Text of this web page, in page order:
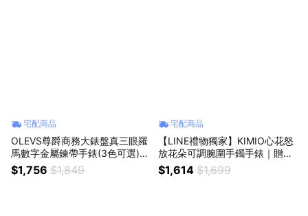
宅配商品
OLEVS尊爵商務大錶盤真三眼羅
馬數字金屬鍊帶手錶(3色可選)-
藍面黑帶/藍面黑帶/黑面黑帶
$1,756 $1,849
宅配商品
【LINE禮物獨家】KIMIO心花怒
放花朵可調腕圍手鐲手錶｜贈經
典手錶禮盒
$1,614 $1,699